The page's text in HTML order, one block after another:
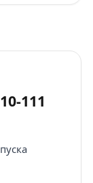
111